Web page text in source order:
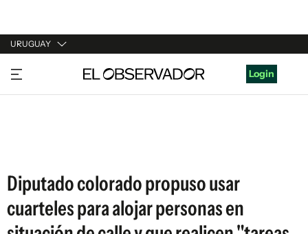
URUGUAY
URUGUAY
ARGENTINA
Login
Diputado colorado propuso usar
cuarteles para alojar personas en